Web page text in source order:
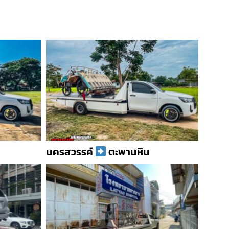
นครสวรรค์ ตะพานหิน